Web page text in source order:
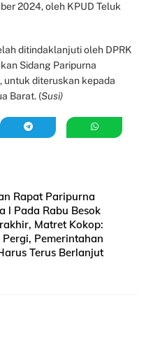
2024, oleh KPUD Teluk
ditindaklanjuti oleh DPRK
Sidang Paripurna
untuk diteruskan kepada
Barat. (Susi)
Rapat Paripurna
l Pada Rabu Besok
Matret Kokop:
Pemerintahan
Terus Berlanjut